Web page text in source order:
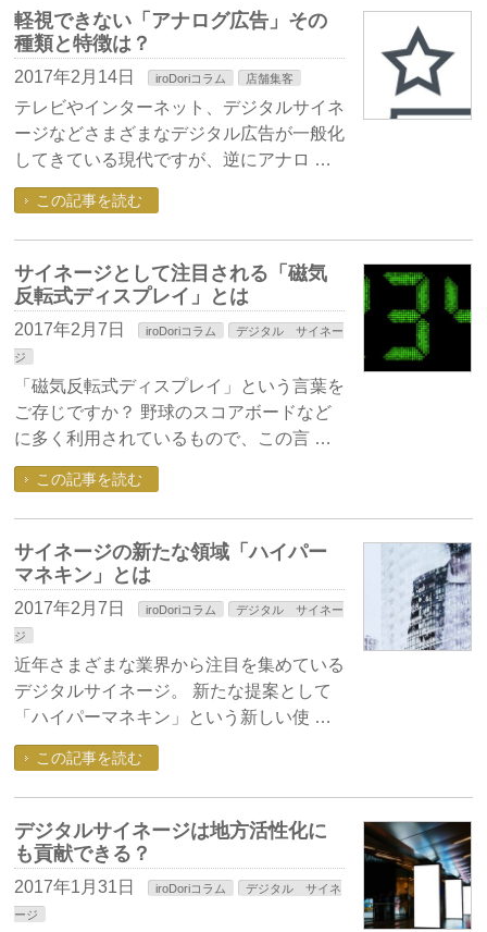
軽視できない「アナログ広告」その
種類と特徴は？
2017年2月14日 iroDoriコラム 店舗集客
テレビやインターネット、デジタルサイネ
ージなどさまざまなデジタル広告が一般化
してきている現代ですが、逆にアナロ …
この記事を読む
サイネージとして注目される「磁気
反転式ディスプレイ」とは
2017年2月7日 iroDoriコラム
デジタル サイネー
ジ
「磁気反転式ディスプレイ」という言葉を
ご存じですか？ 野球のスコアボードなど
に多く利用されているもので、この言 …
この記事を読む
サイネージの新たな領域「ハイパー
マネキン」とは
2017年2月7日 iroDoriコラム
デジタル サイネー
ジ
近年さまざまな業界から注目を集めている
デジタルサイネージ。 新たな提案として
「ハイパーマネキン」という新しい使 …
この記事を読む
デジタルサイネージは地方活性化に
も貢献できる？
2017年1月31日 iroDoriコラム
デジタル サイネ
ージ